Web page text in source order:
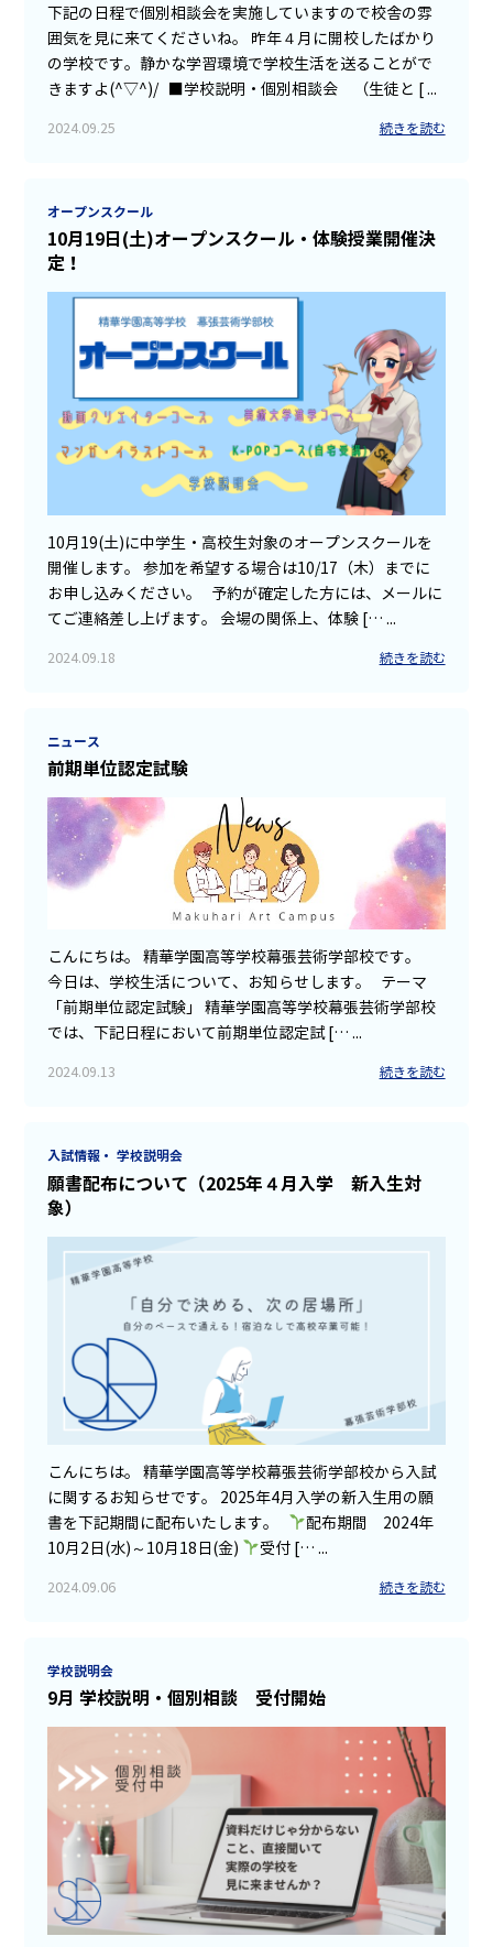
下記の日程で個別相談会を実施していますので校舎の雰
囲気を見に来てくださいね。 昨年４月に開校したばかり
の学校です。静かな学習環境で学校生活を送ることがで
きますよ(^▽^)/ ■学校説明・個別相談会 （生徒と [ ...
2024.09.25 続きを読む
オープンスクール
10月19日(土)オープンスクール・体験授業開催決
定！
10月19(土)に中学生・高校生対象のオープンスクールを
開催します。 参加を希望する場合は10/17（木）までに
お申し込みください。 予約が確定した方には、メールに
てご連絡差し上げます。 会場の関係上、体験 [… ...
2024.09.18 続きを読む
ニュース
前期単位認定試験
こんにちは。 精華学園高等学校幕張芸術学部校です。
今日は、学校生活について、お知らせします。 テーマ
「前期単位認定試験」 精華学園高等学校幕張芸術学部校
では、下記日程において前期単位認定試 [… ...
2024.09.13 続きを読む
入試情報・ 学校説明会
願書配布について（2025年４月入学 新入生対
象）
こんにちは。 精華学園高等学校幕張芸術学部校から入試
に関するお知らせです。 2025年4月入学の新入生用の願
書を下記期間に配布いたします。
配布期間 2024年
10月2日(水)～10月18日(金)
受付 [… ...
2024.09.06 続きを読む
学校説明会
9月 学校説明・個別相談 受付開始